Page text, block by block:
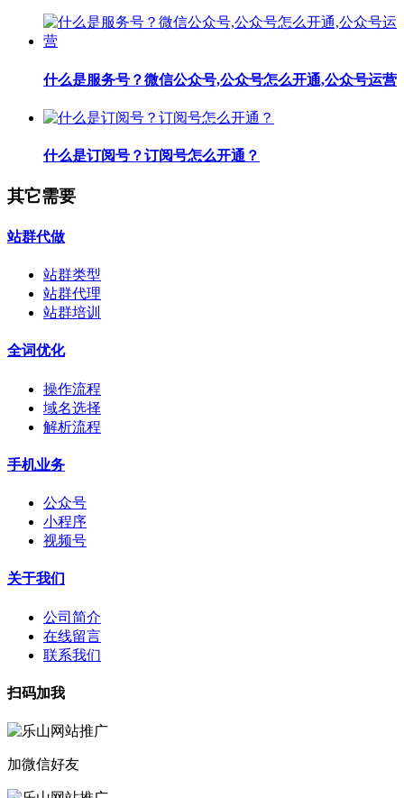
什么是服务号？微信公众号,公众号怎么开通,公众号运营
什么是订阅号？订阅号怎么开通？
其它需要
站群代做
站群类型
站群代理
站群培训
全词优化
操作流程
域名选择
解析流程
手机业务
公众号
小程序
视频号
关于我们
公司简介
在线留言
联系我们
扫码加我
加微信好友